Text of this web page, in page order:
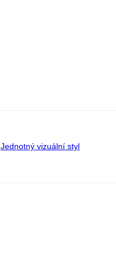
Jednotný vizuální styl